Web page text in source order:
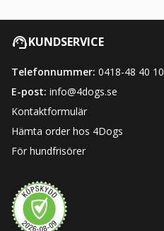
KUNDSERVICE
Telefonnummer: 0418-48 40 10
E-post: info@4dogs.se
Kontaktformulär
Hämta order hos 4Dogs
För hundfrisörer